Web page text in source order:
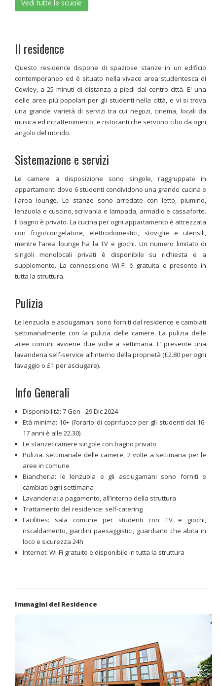
Vedi tutte le scuole
Il residence
Questo residence dispone di spaziose stanze in un edificio
contemporaneo ed è situato nella vivace area studentesca di
Cowley, a 25 minuti di distanza a piedi dal centro città. E' una
delle aree più popolari per gli studenti nella città, e vi si trova
una grande varietà di servizi tra cui negozi, cinema, locali da
musica ed intrattenimento, e ristoranti che servono cibo da ogni
angolo del mondo.
Sistemazione e servizi
Le camere a disposizione sono singole, raggruppate in
appartamenti dove 6 studenti condividono una grande cucina e
l'area lounge. Le stanze sono arredate con letto, piumino,
lenzuola e cuscino, scrivania e lampada, armadio e cassaforte.
Il bagno è privato. La cucina per ogni appartamento è attrezzata
con frigo/congelatore, elettrodomestici, stoviglie e utensili,
mentre l’area lounge ha la TV e giochi. Un numero limitato di
singoli monolocali privati è disponibile su richiesta e a
supplemento. La connessione Wi-Fi è gratuita e presente in
tutta la struttura.
Pulizia
Le lenzuola e asciugamani sono forniti dal residence e cambiati
settimanalmente con la pulizia delle camere. La pulizia delle
aree comuni avviene due volte a settimana. E’ presente una
lavanderia self-service all’interno della proprietà (£2.80 per ogni
lavaggio o £1 per asciugare).
Info Generali
Disponibilità: 7 Gen - 29 Dic 2024
Età minima: 16+ (l’orario di coprifuoco per gli studenti dai 16-
17 anni è alle 22.30)
Le stanze: camere singole con bagno privato
Pulizia: settimanale delle camere, 2 volte a settimana per le
aree in comune
Biancheria: le lenzuola e gli asciugamani sono forniti e
cambiati ogni settimana
Lavanderia: a pagamento, all’interno della struttura
Trattamento del residence: self-catering
Facilities: sala comune per studenti con TV e giochi,
riscaldamento, giardini paesaggistici, guardiano che abita in
loco e sicurezza 24h
Internet: Wi-Fi gratuito e disponibile in tutta la struttura
Immagini del Residence